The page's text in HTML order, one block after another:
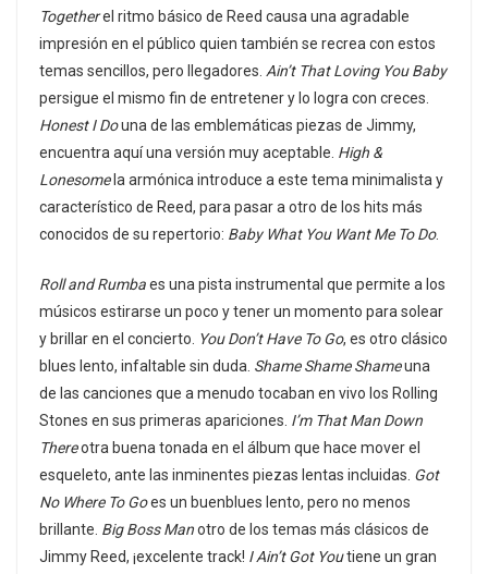
Togetherel ritmo básico de Reed causa una agradable
impresión en el público quien también se recrea con estos
temas sencillos, pero llegadores. Ain’t That Loving You Baby
persigue el mismo fin de entretener y lo logra con creces.
Honest I Douna de las emblemáticas piezas de Jimmy,
encuentra aquí una versión muy aceptable. High &
Lonesomela armónica introduce a este tema minimalista y
característico de Reed, para pasar a otro de los hits más
conocidos de su repertorio: Baby What You Want Me To Do.
Roll and Rumbaes una pista instrumental que permite a los
músicos estirarse un poco y tener un momento para solear
y brillar en el concierto. You Don’t Have To Go, es otro clásico
blues lento, infaltable sin duda. Shame Shame Shameuna
de las canciones que a menudo tocaban en vivo los Rolling
Stones en sus primeras apariciones. I’m That Man Down
Thereotra buena tonada en el álbum que hace mover el
esqueleto, ante las inminentes piezas lentas incluidas. Got
No Where To Goes un buenblues lento, pero no menos
brillante. Big Boss Manotro de los temas más clásicos de
Jimmy Reed, ¡excelente track! I Ain’t Got Youtiene un gran